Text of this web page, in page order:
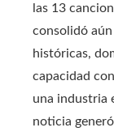
las 13
consolidó
históricas,
capacidad
una industria
noticia